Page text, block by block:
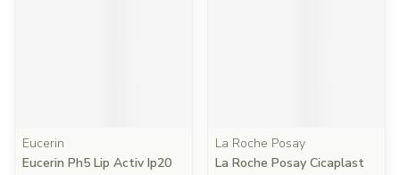
Eucerin
Eucerin Ph5 Lip Activ Ip20
La Roche Posay
La Roche Posay Cicaplast